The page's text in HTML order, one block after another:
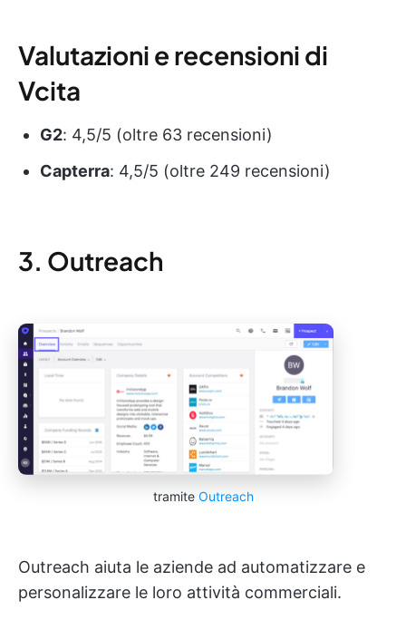
Valutazioni e recensioni di
Vcita
G2: 4,5/5 (oltre 63 recensioni)
Capterra: 4,5/5 (oltre 249 recensioni)
3. Outreach
tramite Outreach
Outreach aiuta le aziende ad automatizzare e
personalizzare le loro attività commerciali.